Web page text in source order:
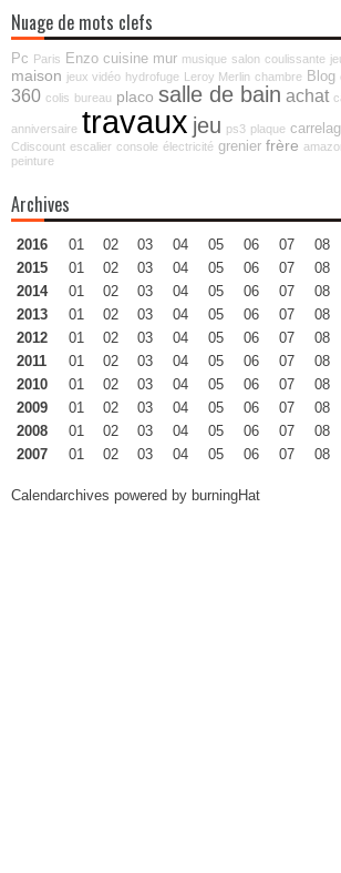
Nuage de mots clefs
Pc Paris Enzo cuisine mur musique salon coulissante
maison jeux vidéo hydrofuge Leroy Merlin chambre Blog
360 colis bureau placo salle de bain achat
anniversaire travaux jeu ps3 plaque
Cdiscount escalier console électricité grenier frère
peinture
Archives
2016 01 02 03 04 05 06 07 08
2015
01 02 03 04 05 06 07 08
2014
01 02 03 04 05 06 07 08
2013
01 02 03 04 05 06 07 08
2012
01 02 03 04 05 06 07 08
2011
01 02 03 04 05 06 07 08
2010
01 02 03 04 05 06 07 08
2009
01 02 03 04 05 06 07 08
2008
01 02 03 04 05 06 07 08
2007
01 02 03 04 05 06 07 08
Calendarchives powered by burningHat